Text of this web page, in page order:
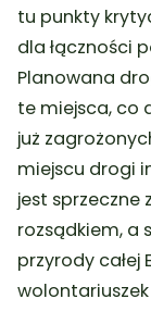
tu punkty
dla łączności
Planowana
te miejsca, co
już
miejscu drogi
jest sprzeczne
rozsądkiem, a
przyrody całej
wolontariuszek